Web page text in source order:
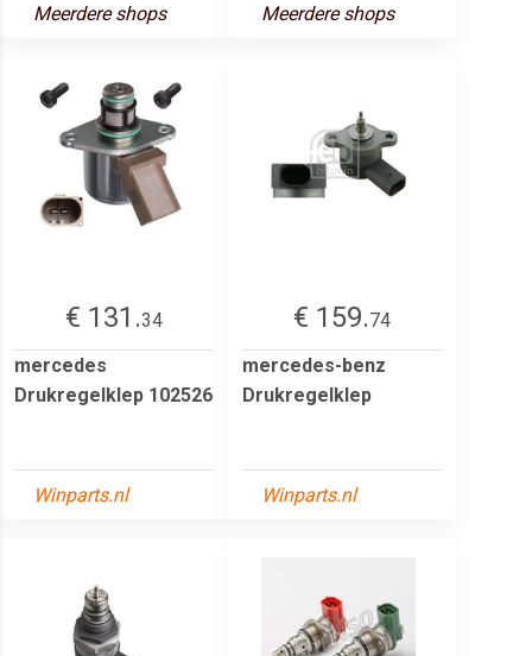
Meerdere shops Meerdere shops
€ 131.34
mercedes
Drukregelklep 102526
Winparts.nl
€ 159.74
mercedes-benz
Drukregelklep
Winparts.nl